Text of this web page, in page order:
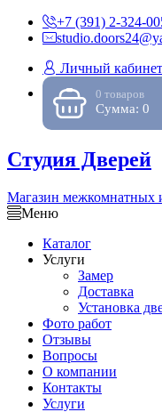
+7 (391) 2-324-
Личный кабинет
0 товаров
Сумма: 0
Студия Дверей
Магазин межкомнатных
Меню
Каталог
Услуги
Замер
Доставка
Установка
Фото работ
Отзывы
Вопросы
О компании
Контакты
Услуги